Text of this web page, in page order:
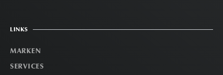
LINKS
MARKEN
SERVICES